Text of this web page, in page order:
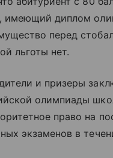
имеющий диплом
перед
льготы нет.
и призеры
олимпиады
право на
экзаменов в